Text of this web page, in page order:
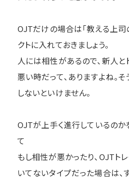
OJTだけの場合は「教える上司
クトに入れておきましょう。
人には相性があるので、新人
悪い時だって、ありますよね。
しないといけません。
OJTが上手く進行しているのか
て
もし相性が悪かったり、OJTト
いてないタイプだった場合は、